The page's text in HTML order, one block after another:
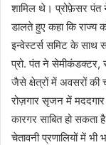
शामिल थे। प्रोफ़ेसर पंत
डालते हुए कहा कि राज्य
इन्वेस्टर्स समिट के साथ
प्रो. पंत ने सेमीकंडक्टर,
जैसे क्षेत्रों में अवसरों की
रोज़गार सृजन में मददगार
कारगर साबित हो सकता
चेतावनी प्रणालियों में भी